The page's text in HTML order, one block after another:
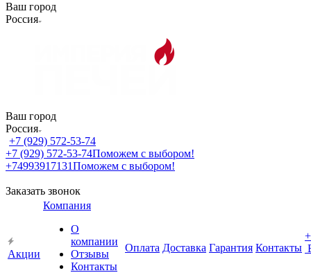
Ваш город
Россия
Ваш город
Россия
+7 (929) 572-53-74
+7 (929) 572-53-74Поможем с выбором!
+74993917131Поможем с выбором!
Заказать звонок
Акции
Компания
О
компании
Отзывы
Контакты
Оплата Доставка Гарантия Контакты
+